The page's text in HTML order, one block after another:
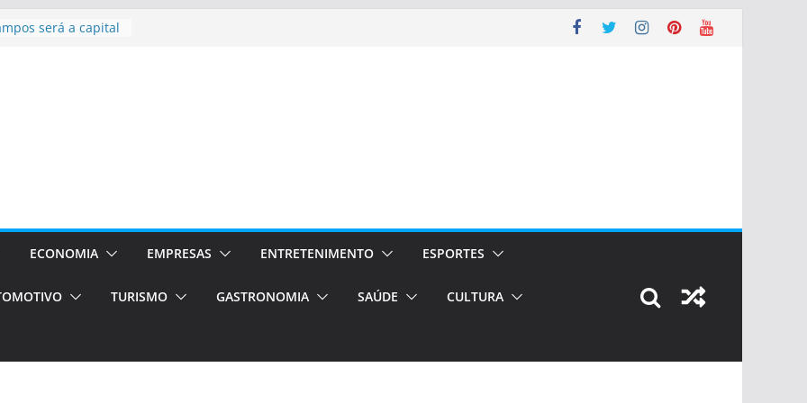
bolsas –
únicas e
de volta!
Orientados
em Porto
de alto padrão
ECONOMIA EMPRESAS ENTRETENIMENTO ESPORTES
TURISMO GASTRONOMIA SAÚDE CULTURA